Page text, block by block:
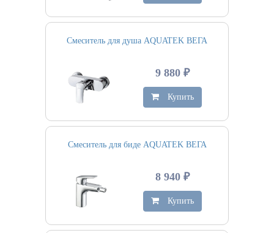
Смеситель для душа AQUATEK ВЕГА
9 880 ₽
Купить
Смеситель для биде AQUATEK ВЕГА
8 940 ₽
Купить